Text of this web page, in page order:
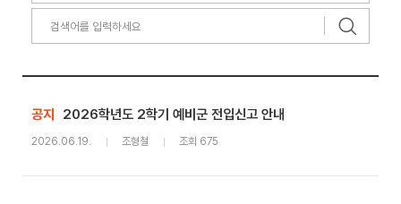
공지 2026학년도 2학기 예비군 전입신고 안내
2026.06.19. 조형철 조회 675